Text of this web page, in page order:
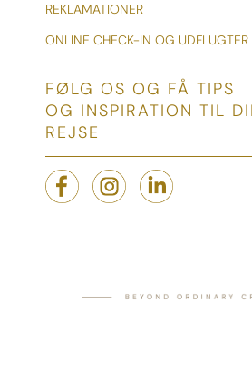
REKLAMATIONER
ONLINE CHECK-IN OG UDFLUGTER
FØLG OS OG FÅ TIPS
OG INSPIRATION TIL
REJSE